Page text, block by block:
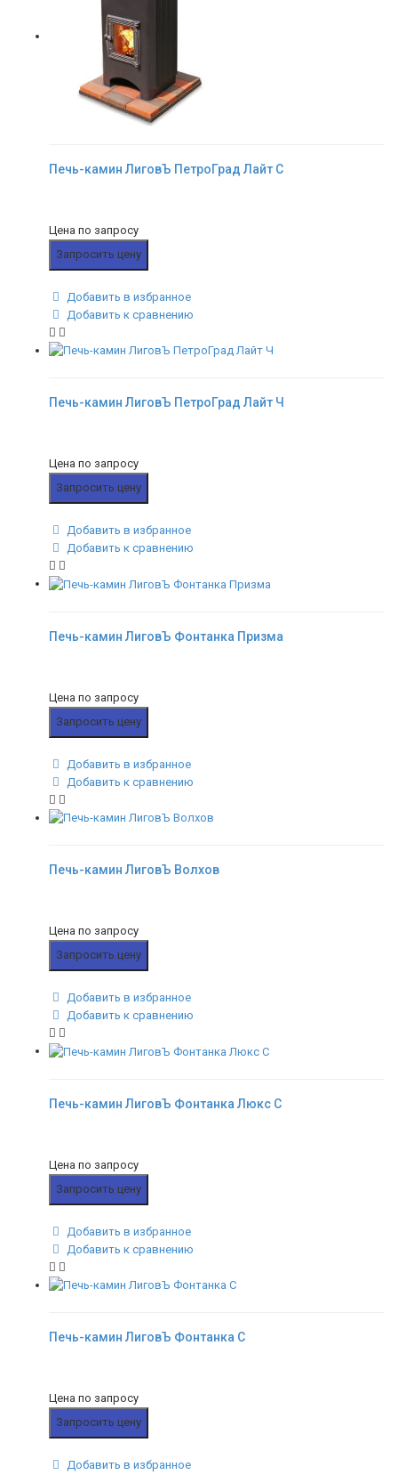
Печь-камин ЛиговЪ ПетроГрад Лайт С
Цена по запросу
Запросить цену
Добавить в избранное
Добавить к сравнению
Печь-камин ЛиговЪ ПетроГрад Лайт Ч
Цена по запросу
Запросить цену
Добавить в избранное
Добавить к сравнению
Печь-камин ЛиговЪ Фонтанка Призма
Цена по запросу
Запросить цену
Добавить в избранное
Добавить к сравнению
Печь-камин ЛиговЪ Волхов
Цена по запросу
Запросить цену
Добавить в избранное
Добавить к сравнению
Печь-камин ЛиговЪ Фонтанка Люкс С
Цена по запросу
Запросить цену
Добавить в избранное
Добавить к сравнению
Печь-камин ЛиговЪ Фонтанка С
Цена по запросу
Запросить цену
Добавить в избранное